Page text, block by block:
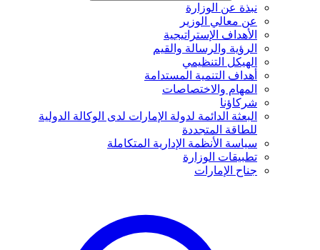
نبذة عن الوزارة
عن معالي الوزير
الأهداف الإستراتيجية
الرؤية والرسالة والقيم
الهيكل التنظيمي
أهداف التنمية المستدامة
المهام والاختصاصات
شركاؤنا
البعثة الدائمة لدولة الإمارات لدى الوكالة الدولية
للطاقة المتجددة
سياسة الأنظمة الإدارية المتكاملة
تطبيقات الوزارة
جناح الإمارات